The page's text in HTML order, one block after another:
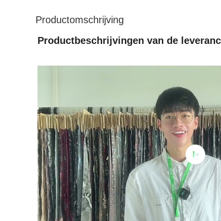
Productomschrijving
Productbeschrijvingen van de